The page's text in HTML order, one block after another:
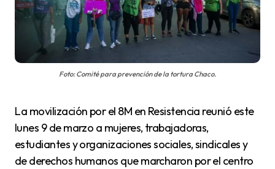
Foto: Comité para prevención de la tortura Chaco.
La movilización por el 8M en Resistencia reunió este
lunes 9 de marzo a mujeres, trabajadoras,
estudiantes y organizaciones sociales, sindicales y
de derechos humanos que marcharon por el centro